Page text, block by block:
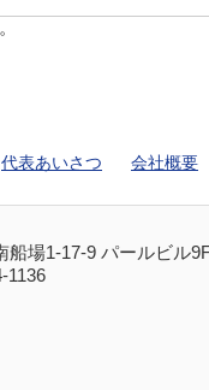
代表あいさつ 会社概要
船場1-17-9 パールビル
1136